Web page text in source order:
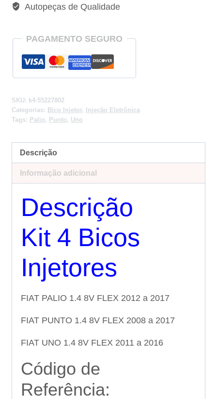
Evo
Flex
55227802
quantidade
Autopeças de Qualidade
PAGAMENTO SEGURO
SKU: k4-55227802
Categorias: Bico Injetor,
Injeção Eletrônica
Tags: Palio, Punto, Uno
Descrição
Informação adicional
Descrição
Kit 4 Bicos
Injetores
FIAT PALIO 1.4 8V FLEX 2012 a 2017
FIAT PUNTO 1.4 8V FLEX 2008 a 2017
FIAT UNO 1.4 8V FLEX 2011 a 2016
Código de
Referência: